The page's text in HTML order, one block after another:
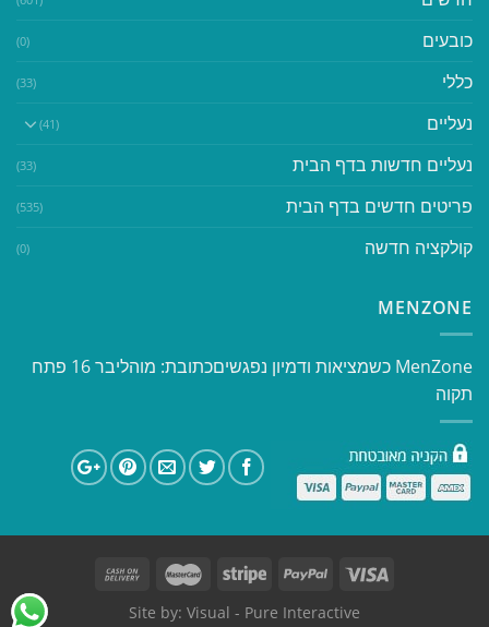
כובעים (0)
כללי (33)
נעליים (41)
נעליים חדשות בדף הבית (33)
פריטים חדשים בדף הבית (535)
קולקציה חדשה (0)
MENZONE
​​MenZone כשמציאות ודמיון נפגשים​ כתובת: מוהליבר 16 פתח
תקוה
Site by: Visual - Pure Interactive